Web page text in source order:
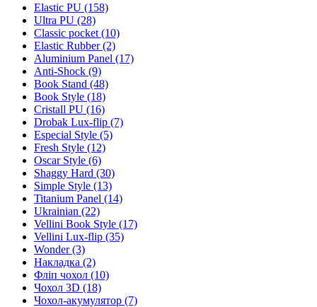
Elastic PU (158)
Ultra PU (28)
Classic pocket (10)
Elastic Rubber (2)
Aluminium Panel (17)
Anti-Shock (9)
Book Stand (48)
Book Style (18)
Cristall PU (16)
Drobak Lux-flip (7)
Especial Style (5)
Fresh Style (12)
Oscar Style (6)
Shaggy Hard (30)
Simple Style (13)
Titanium Panel (14)
Ukrainian (22)
Vellini Book Style (17)
Vellini Lux-flip (35)
Wonder (3)
Накладка (2)
Фліп чохол (10)
Чохол 3D (18)
Чохол-акумулятор (7)